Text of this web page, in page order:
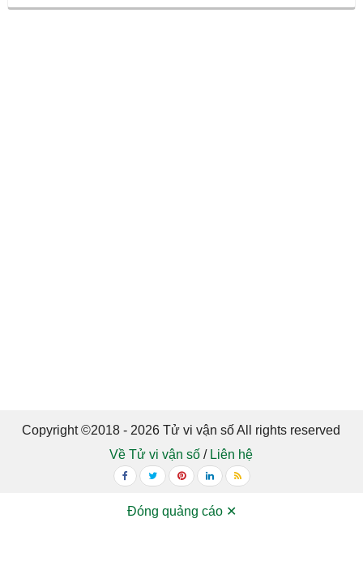
Copyright ©2018 - 2026 Tử vi vận số All rights reserved
Về Tử vi vận số / Liên hệ
Đóng quảng cáo ✕